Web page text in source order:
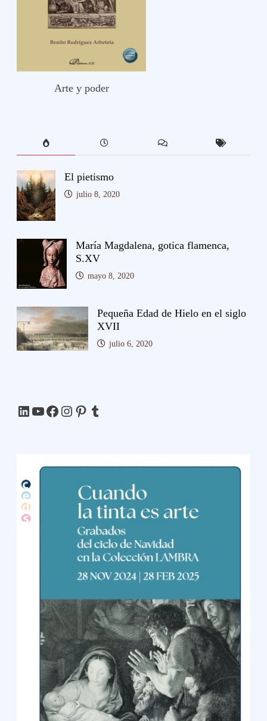
Arte y poder
El pietismo
julio 8, 2020
María Magdalena, gotica flamenca,
S.XV
mayo 8, 2020
Pequeña Edad de Hielo en el siglo
XVII
julio 6, 2020
LinkedIn
YouTube
Facebook
Instagram
Pinterest
Tumblr